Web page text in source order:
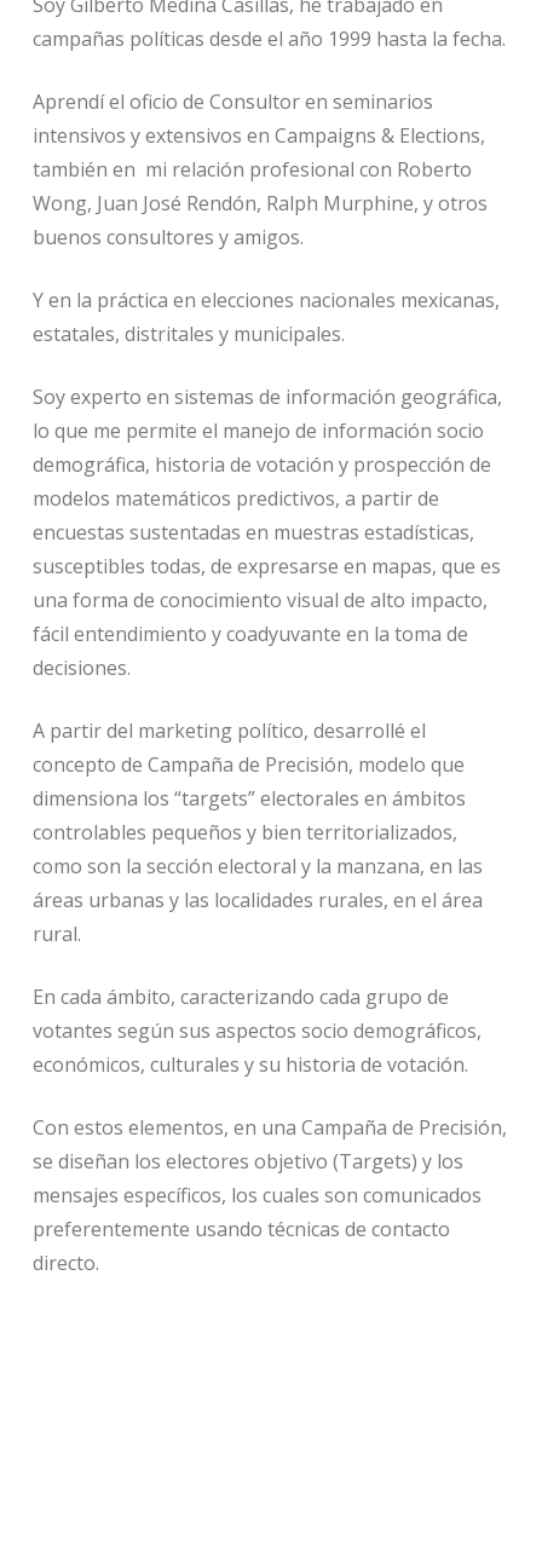
campañas políticas desde el año 1999 hasta la fecha.
Aprendí el oficio de Consultor en seminarios
intensivos y extensivos en Campaigns & Elections,
también en mi relación profesional con Roberto
Wong, Juan José Rendón, Ralph Murphine, y otros
buenos consultores y amigos.
Y en la práctica en elecciones nacionales mexicanas,
estatales, distritales y municipales.
Soy experto en sistemas de información geográfica,
lo que me permite el manejo de información socio
demográfica, historia de votación y prospección de
modelos matemáticos predictivos, a partir de
encuestas sustentadas en muestras estadísticas,
susceptibles todas, de expresarse en mapas, que es
una forma de conocimiento visual de alto impacto,
fácil entendimiento y coadyuvante en la toma de
decisiones.
A partir del marketing político, desarrollé el
concepto de Campaña de Precisión, modelo que
dimensiona los “targets” electorales en ámbitos
controlables pequeños y bien territorializados,
como son la sección electoral y la manzana, en las
áreas urbanas y las localidades rurales, en el área
rural.
En cada ámbito, caracterizando cada grupo de
votantes según sus aspectos socio demográficos,
económicos, culturales y su historia de votación.
Con estos elementos, en una Campaña de Precisión,
se diseñan los electores objetivo (Targets) y los
mensajes específicos, los cuales son comunicados
preferentemente usando técnicas de contacto
directo.